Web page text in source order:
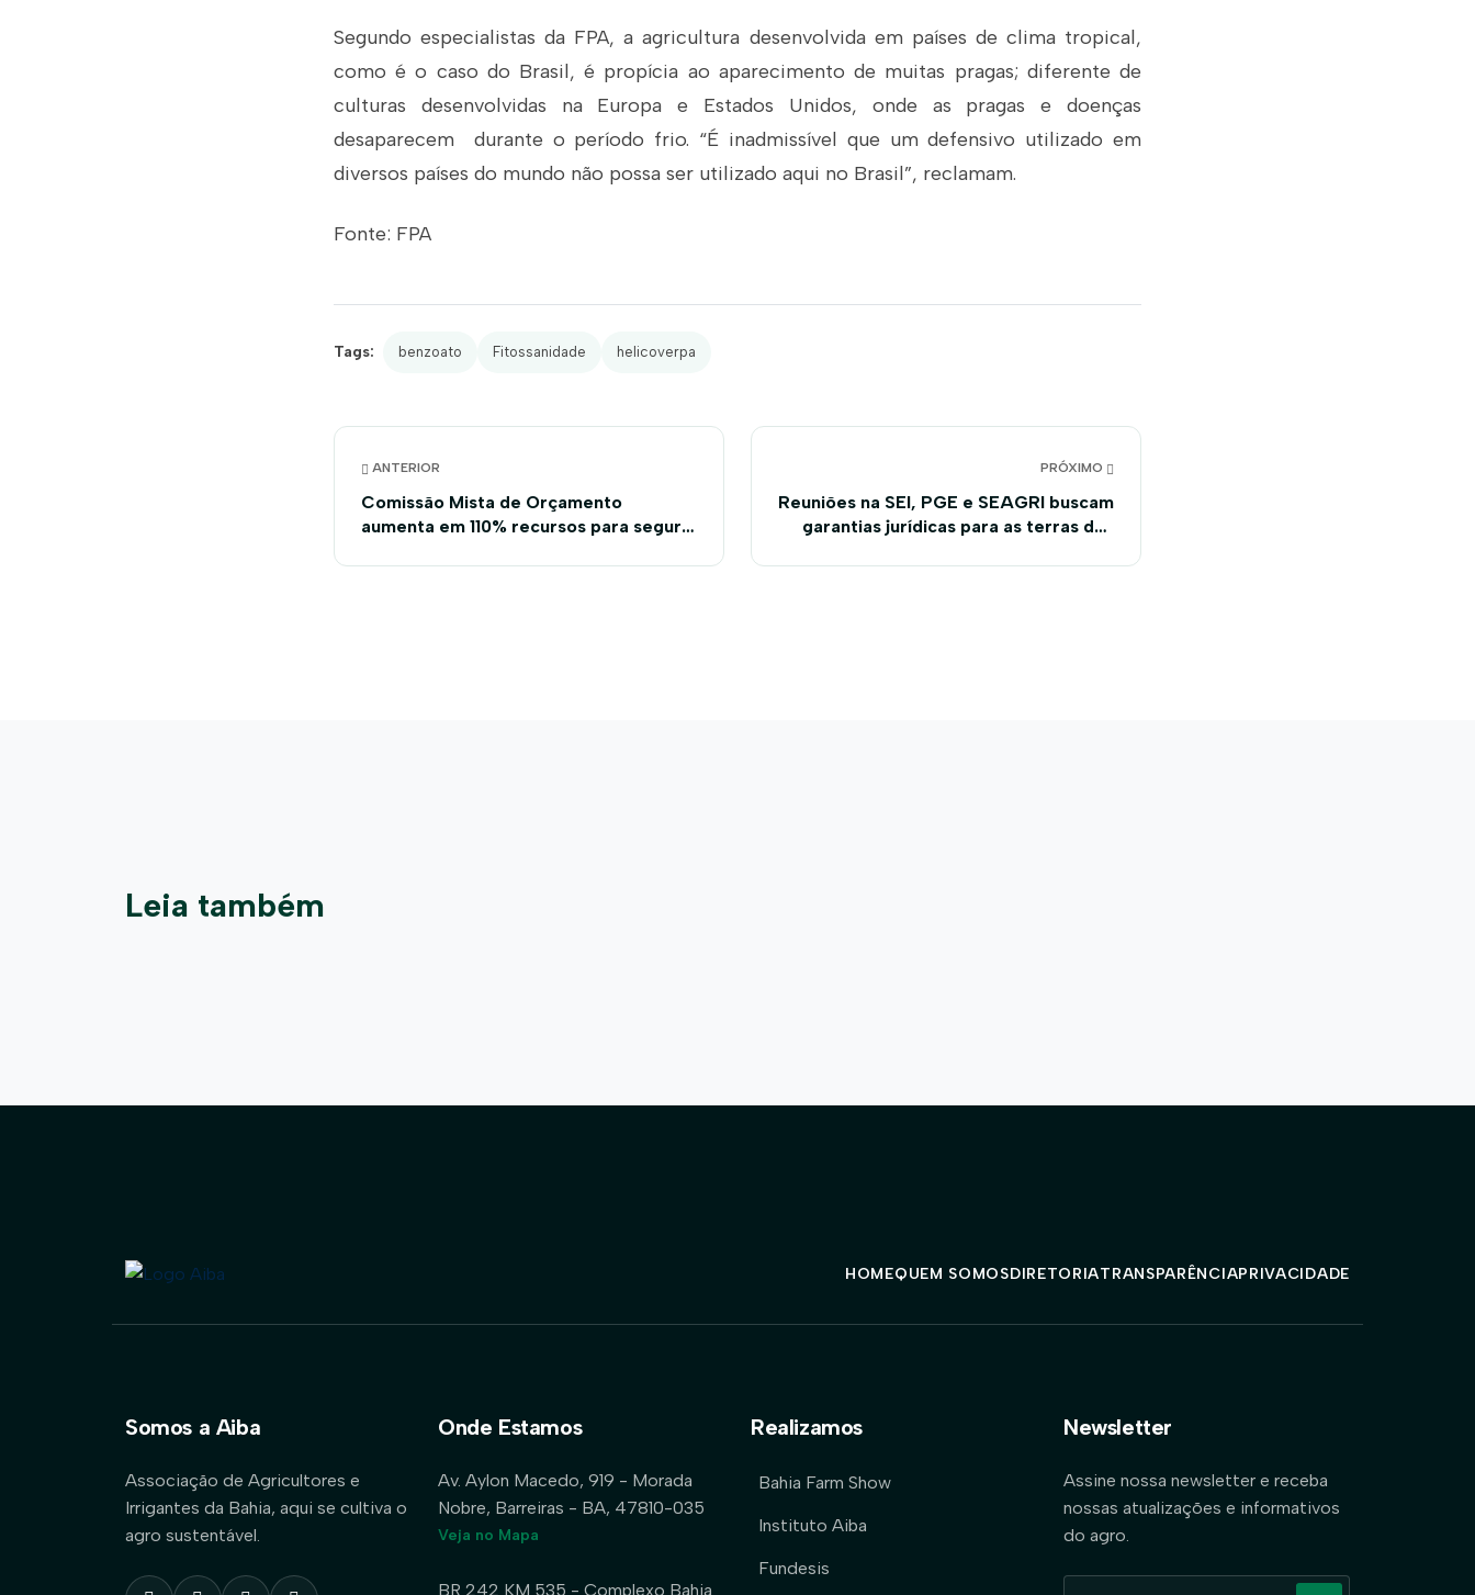
Segundo especialistas da FPA, a agricultura desenvolvida em países de clima tropical,
como é o caso do Brasil, é propícia ao aparecimento de muitas pragas; diferente de
culturas desenvolvidas na Europa e Estados Unidos, onde as pragas e doenças
desaparecem durante o período frio. “É inadmissível que um defensivo utilizado em
diversos países do mundo não possa ser utilizado aqui no Brasil”, reclamam.
Fonte: FPA
Tags: benzoato Fitossanidade helicoverpa
ANTERIOR
Comissão Mista de Orçamento
aumenta em 110% recursos para seguro
PRÓXIMO
Reuniões na SEI, PGE e SEAGRI buscam
garantias jurídicas para as terras dos
Leia também
HOMEQUEM SOMOSDIRETORIATRANSPARÊNCIAPRIVACIDADE
Somos a Aiba
Associação de Agricultores e
Irrigantes da Bahia, aqui se cultiva o
agro sustentável.
Onde Estamos
Av. Aylon Macedo, 919 - Morada
Nobre, Barreiras - BA, 47810-035
Veja no Mapa
BR 242 KM 535 - Complexo Bahia
Realizamos
Bahia Farm Show
Instituto Aiba
Fundesis
Newsletter
Assine nossa newsletter e receba
nossas atualizações e informativos
do agro.